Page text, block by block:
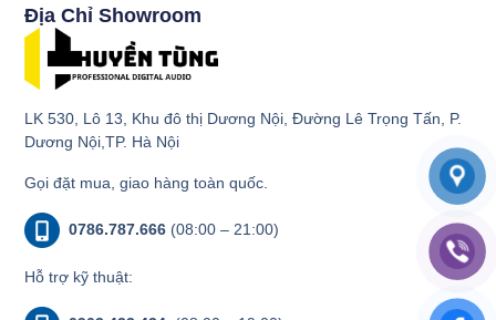
Địa Chỉ Showroom
LK 530, Lô 13, Khu đô thị Dương Nội, Đường Lê Trọng Tấn, P.
Dương Nội,TP. Hà Nội
Gọi đặt mua, giao hàng toàn quốc.
0786.787.666 (08:00 – 21:00)
Hỗ trợ kỹ thuật: